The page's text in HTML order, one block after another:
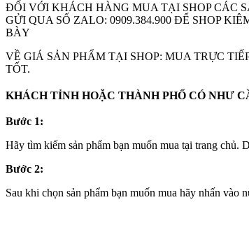
ĐỐI VỚI KHÁCH HÀNG MUA TẠI SHOP CÁC
GỬI QUA SỐ ZALO: 0909.384.900 ĐỂ SHOP
BÀY
VỀ GIÁ SẢN PHẨM TẠI SHOP: MUA TRỰC
TỐT.
KHÁCH TỈNH HOẶC THÀNH PHỐ CÓ NHƯ
Bước 1:
Hãy tìm kiếm sản phẩm bạn muốn mua tại trang chủ.
Bước 2:
Sau khi chọn sản phẩm bạn muốn mua hãy nhấn vào